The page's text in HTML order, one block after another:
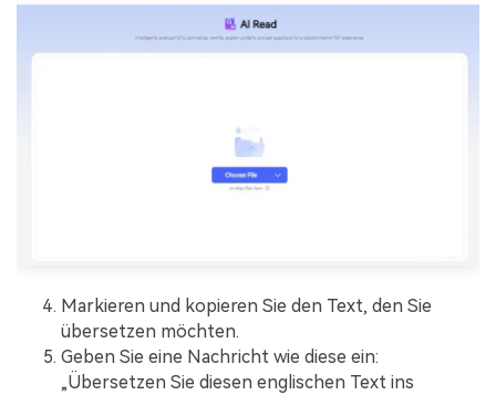
Markieren und kopieren Sie den Text, den Sie
übersetzen möchten.
Geben Sie eine Nachricht wie diese ein:
„Übersetzen Sie diesen englischen Text ins